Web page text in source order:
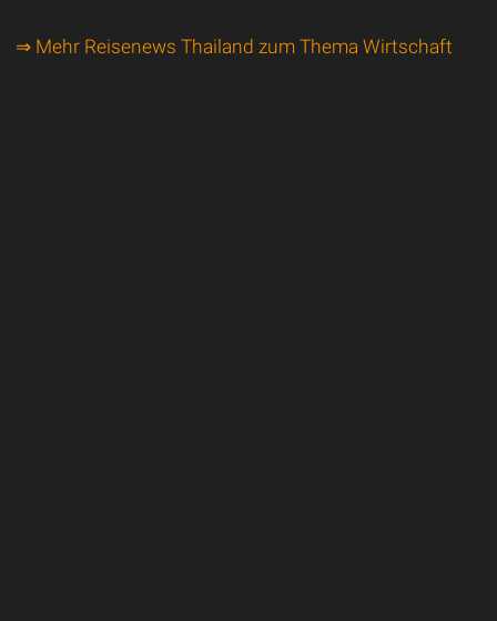
⇒ Mehr Reisenews Thailand zum Thema Wirtschaft